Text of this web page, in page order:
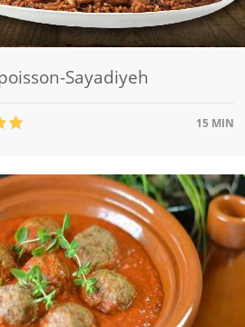
Sayadiyeh
15 MIN